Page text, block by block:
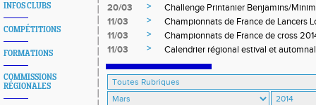
INFOS CLUBS
COMPÉTITIONS
FORMATIONS
COMMISSIONS
RÉGIONALES
20/03
>
Challenge Printanier Benjamins/
11/03
>
Championnats de France de Lancers
11/03
>
Championnats de France de cross
11/03
> Calendrier régional estival et automnal